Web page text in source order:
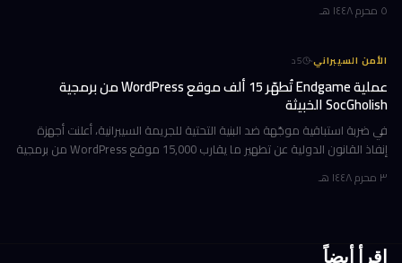
٥ محرم ١٤٤٨ هـ
الأمن السيبراني·
5د
عملية Endgame تُطهّر 15 ألف موقع WordPress من برمجية
SocGholish الخبيثة
في ضربة استباقية موجّهة ضد البنية التحتية للجريمة السيبرانية، أعلنت أجهزة
إنفاذ القانون الدولية عن تطهير ما يقارب 15,000 موقع WordPress من برمجية
٣ محرم ١٤٤٨ هـ
اقرأ أيضاً